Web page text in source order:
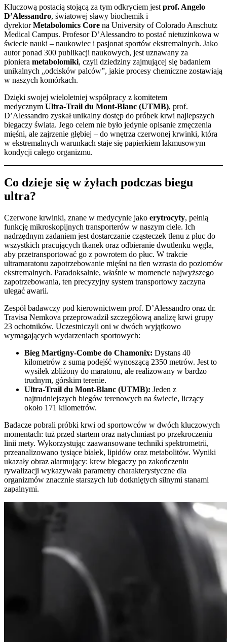
Kluczową postacią stojącą za tym odkryciem jest prof. Angelo
D’Alessandro, światowej sławy biochemik i
dyrektorMetabolomics Core na University of Colorado Anschutz
Medical Campus. Profesor D’Alessandro to postać nietuzinkowa w
świecie nauki – naukowiec i pasjonat sportów ekstremalnych. Jako
autor ponad 300 publikacji naukowych, jest uznawany za
pioniera metabolomiki, czyli dziedziny zajmującej się badaniem
unikalnych „odcisków palców”, jakie procesy chemiczne zostawiają
w naszych komórkach.
Dzięki swojej wieloletniej współpracy z komitetem
medycznym Ultra-Trail du Mont-Blanc (UTMB), prof.
D’Alessandro zyskał unikalny dostęp do próbek krwi najlepszych
biegaczy świata. Jego celem nie było jedynie opisanie zmęczenia
mięśni, ale zajrzenie głębiej – do wnętrza czerwonej krwinki, która
w ekstremalnych warunkach staje się papierkiem lakmusowym
kondycji całego organizmu.
Co dzieje się w żyłach podczas biegu
ultra?
Czerwone krwinki, znane w medycynie jako erytrocyty, pełnią
funkcję mikroskopijnych transporterów w naszym ciele. Ich
nadrzędnym zadaniem jest dostarczanie cząsteczek tlenu z płuc do
wszystkich pracujących tkanek oraz odbieranie dwutlenku węgla,
aby przetransportować go z powrotem do płuc. W trakcie
ultramaratonu zapotrzebowanie mięśni na tlen wzrasta do poziomów
ekstremalnych. Paradoksalnie, właśnie w momencie najwyższego
zapotrzebowania, ten precyzyjny system transportowy zaczyna
ulegać awarii.
Zespół badawczy pod kierownictwem prof. D’Alessandro oraz dr.
Travisa Nemkova przeprowadził szczegółową analizę krwi grupy
23 ochotników. Uczestniczyli oni w dwóch wyjątkowo
wymagających wydarzeniach sportowych:
Bieg Martigny-Combe do Chamonix: Dystans 40
kilometrów z sumą podejść wynoszącą 2350 metrów. Jest to
wysiłek zbliżony do maratonu, ale realizowany w bardzo
trudnym, górskim terenie.
Ultra-Trail du Mont-Blanc (UTMB): Jeden z
najtrudniejszych biegów terenowych na świecie, liczący
około 171 kilometrów.
Badacze pobrali próbki krwi od sportowców w dwóch kluczowych
momentach: tuż przed startem oraz natychmiast po przekroczeniu
linii mety. Wykorzystując zaawansowane techniki spektrometrii,
przeanalizowano tysiące białek, lipidów oraz metabolitów. Wyniki
ukazały obraz alarmujący: krew biegaczy po zakończeniu
rywalizacji wykazywała parametry charakterystyczne dla
organizmów znacznie starszych lub dotkniętych silnymi stanami
zapalnymi.